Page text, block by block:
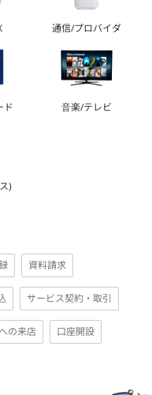
通信/プロバイダ
ド 音楽/テレビ
)
資料請求
サービス契約・取引
の来店 口座開設